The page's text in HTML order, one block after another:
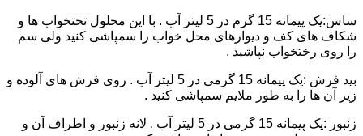
ساس:یک پیمانه 15 گرم در 5 لیتر آب . با این محلول تختخواب ها و
شکاف های کف و دیوارهای محل خواب را سمپاشی کنید ولی سم
را روی رختخواب نپاشید .
بید فرش :یک پیمانه 15 گرمی در 5 لیتر آب . روی فرش های آلوده و
زیر آن ها را به طور ملایم سمپاشی کنید .
زنبور :یک پیمانه 15 گرمی در 5 لیتر آب . لانه زنبور و اطراف آن و